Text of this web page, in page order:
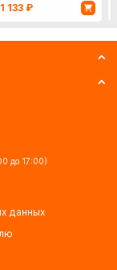
1 133 ₽
до 17:00)
данных